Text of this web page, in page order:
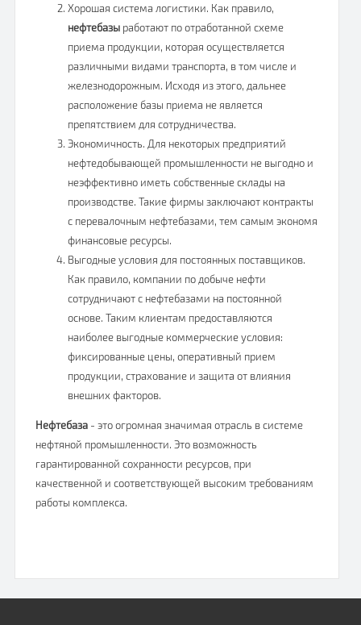
Хорошая система логистики. Как правило,
нефтебазыработают по отработанной схеме
приема продукции, которая осуществляется
различными видами транспорта, в том числе и
железнодорожным. Исходя из этого, дальнее
расположение базы приема не является
препятствием для сотрудничества.
Экономичность. Для некоторых предприятий
нефтедобывающей промышленности не выгодно и
неэффективно иметь собственные склады на
производстве. Такие фирмы заключают контракты
с перевалочным нефтебазами, тем самым экономя
финансовые ресурсы.
Выгодные условия для постоянных поставщиков.
Как правило, компании по добыче нефти
сотрудничают с нефтебазами на постоянной
основе. Таким клиентам предоставляются
наиболее выгодные коммерческие условия:
фиксированные цены, оперативный прием
продукции, страхование и защита от влияния
внешних факторов.
Нефтебаза- это огромная значимая отрасль в системе
нефтяной промышленности. Это возможность
гарантированной сохранности ресурсов, при
качественной и соответствующей высоким требованиям
работы комплекса.